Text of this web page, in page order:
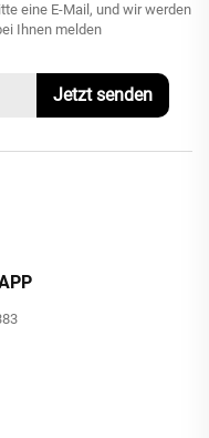
eine E-Mail, und wir werden
Ihnen melden
Jetzt senden